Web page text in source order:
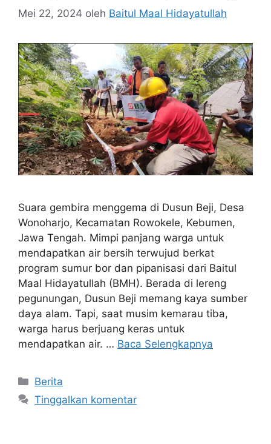
Mei 22, 2024 oleh Baitul Maal Hidayatullah
Suara gembira menggema di Dusun Beji, Desa
Wonoharjo, Kecamatan Rowokele, Kebumen,
Jawa Tengah. Mimpi panjang warga untuk
mendapatkan air bersih terwujud berkat
program sumur bor dan pipanisasi dari Baitul
Maal Hidayatullah (BMH). Berada di lereng
pegunungan, Dusun Beji memang kaya sumber
daya alam. Tapi, saat musim kemarau tiba,
warga harus berjuang keras untuk
mendapatkan air. … Baca Selengkapnya
Kategori
Berita
Tinggalkan komentar